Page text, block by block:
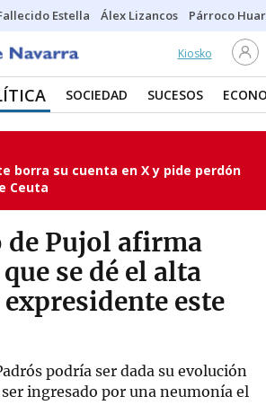
Estella Álex Lizancos Párroco
Kiosko
SOCIEDAD SUCESOS
borra su cuenta en X y pide perdón
Ceuta
de Pujol afirma
se dé el alta
este
podría ser dada su evolución
ingresado por una neumonía el